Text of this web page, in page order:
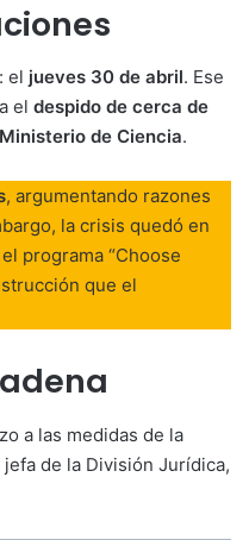
el jueves 30 de abril. Ese
el despido de cerca de
de Ciencia.
, argumentando razones
la crisis quedó en
programa “Choose
que el
a las medidas de la
jefa de la División Jurídica,